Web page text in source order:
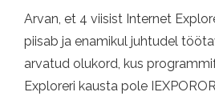
Arvan, et 4 viisist Internet
piisab ja enamikul juhtudel
arvatud olukord, kus
Exploreri kausta pole